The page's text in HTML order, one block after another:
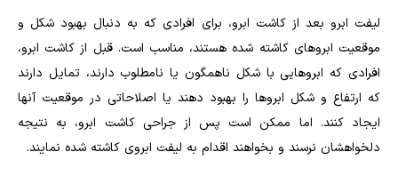
لیفت ابرو بعد از کاشت ابرو، برای افرادی که به دنبال بهبود شکل و
موقعیت ابروهای کاشته شده هستند، مناسب است. قبل از کاشت ابرو،
افرادی که ابروهایی با شکل ناهمگون یا نامطلوب دارند، تمایل دارند
که ارتفاع و شکل ابروها را بهبود دهند یا اصلاحاتی در موقعیت آنها
ایجاد کنند. اما ممکن است پس از جراحی کاشت ابرو، به نتیجه
دلخواهشان نرسند و بخواهند اقدام به لیفت ابروی کاشته شده نمایند.